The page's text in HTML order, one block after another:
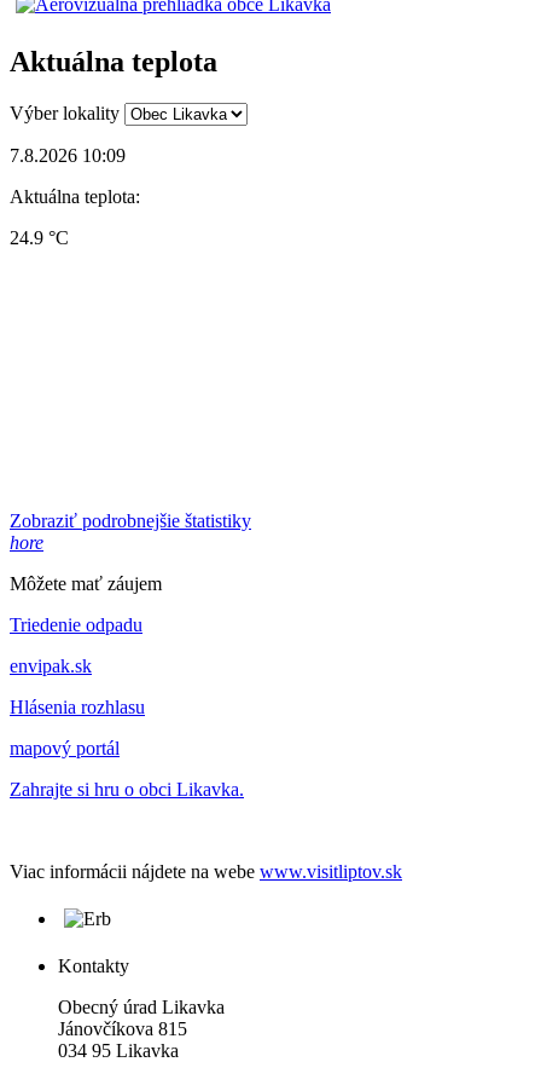
Aktuálna teplota
Výber lokality
7.8.2026 10:09
Aktuálna teplota:
24.9 °C
Zobraziť podrobnejšie štatistiky
hore
Môžete mať záujem
Triedenie odpadu
envipak.sk
Hlásenia rozhlasu
mapový portál
Zahrajte si hru o obci Likavka.
Viac informácii nájdete na webe www.visitliptov.sk
Kontakty
Obecný úrad Likavka
Jánovčíkova 815
034 95 Likavka